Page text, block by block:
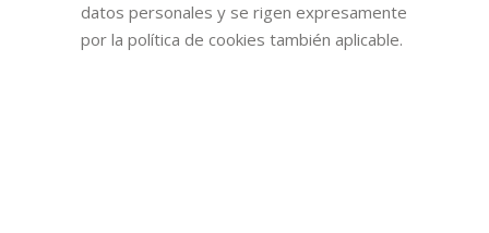
datos personales y se rigen expresamente
por la política de cookies también aplicable.